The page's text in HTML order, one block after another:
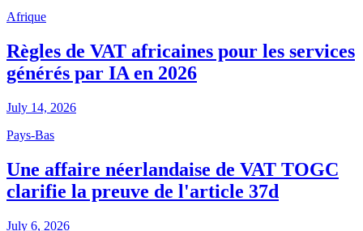
Afrique
Règles de VAT africaines pour les services
générés par IA en 2026
July 14, 2026
Pays-Bas
Une affaire néerlandaise de VAT TOGC
clarifie la preuve de l'article 37d
July 6, 2026